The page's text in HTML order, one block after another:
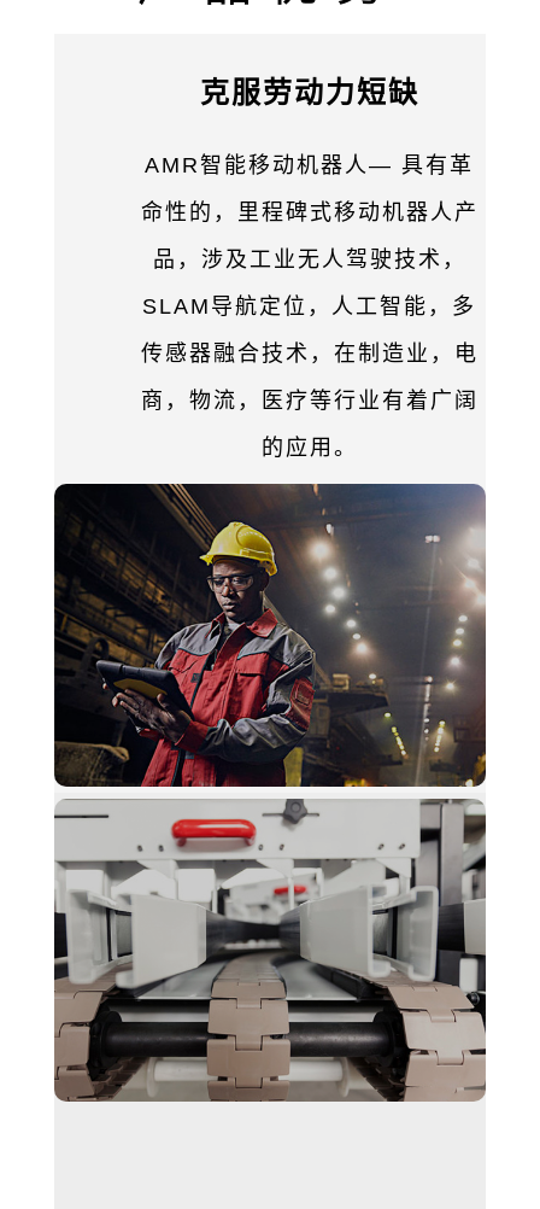
克服劳动力短缺
AMR智能移动机器人— 具有革
命性的，里程碑式移动机器人产
品，涉及工业无人驾驶技术，
SLAM导航定位，人工智能，多
传感器融合技术，在制造业，电
商，物流，医疗等行业有着广阔
的应用。